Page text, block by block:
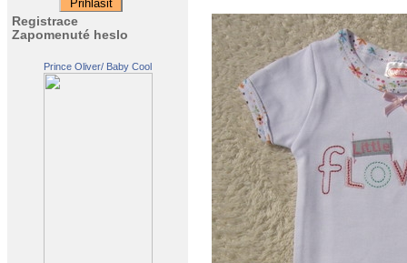
Registrace
Zapomenuté heslo
Prince Oliver/ Baby Cool